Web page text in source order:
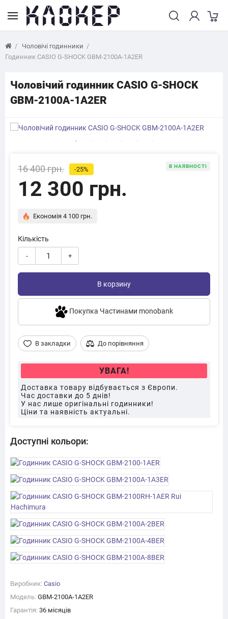
Чоловічі годинники
Годинник CASIO G-SHOCK GBM-2100A-1A2ER
Чоловічий годинник CASIO G-SHOCK
GBM-2100A-1A2ER
16 400 грн. -25%
12 300 грн.
В НАЯВНОСТІ
Економія 4 100 грн.
Кількість
- +
В корзину
Покупка Частинами monobank
В закладки До порівняння
УВАГА!
Доставка товару відбувається з Європи.
Час доставки до 5 днів!
У нас лише оригінальні годинники!
Ціни та наявність актуальні.
Доступні кольори:
Виробник: Casio
Модель: GBM-2100A-1A2ER
Гарантія: 36 місяців